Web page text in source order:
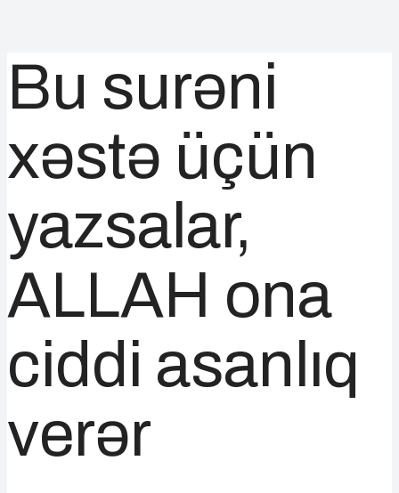
Bu surəni
xəstə üçün
yazsalar,
ALLAH ona
ciddi asanlıq
verər